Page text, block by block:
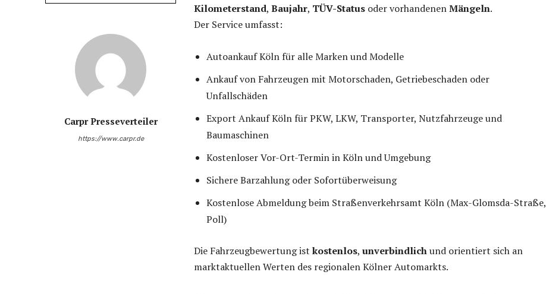
Carpr Presseverteiler
https://www.carpr.de
Kilometerstand, Baujahr, TÜV-Status oder vorhandenenMängeln.
Der Service umfasst:
Autoankauf Köln für alle Marken und Modelle
Ankauf von Fahrzeugen mit Motorschaden, Getriebeschaden oder
Unfallschäden
Export Ankauf Köln für PKW, LKW, Transporter, Nutzfahrzeuge und
Baumaschinen
Kostenloser Vor-Ort-Termin in Köln und Umgebung
Sichere Barzahlung oder Sofortüberweisung
Kostenlose Abmeldung beim Straßenverkehrsamt Köln (Max-Glomsda-Straße,
Poll)
Die Fahrzeugbewertung ist kostenlos, unverbindlichund orientiert sich an
marktaktuellen Werten des regionalen Kölner Automarkts.